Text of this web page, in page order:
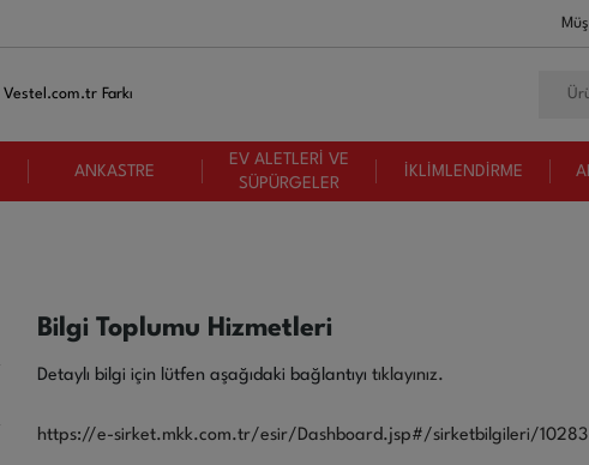
Vestel.com.tr Farkı
ANKASTRE
EV ALETLERİ VE
SÜPÜRGELER
İKLİMLENDİRME
Bilgi Toplumu Hizmetleri
Detaylı bilgi için lütfen aşağıdaki bağlantıyı tıklayınız.
https://e-sirket.mkk.com.tr/esir/Dashboard.jsp#/sirketbilgileri/10283